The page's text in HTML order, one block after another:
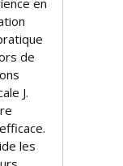
en
de
J.
les